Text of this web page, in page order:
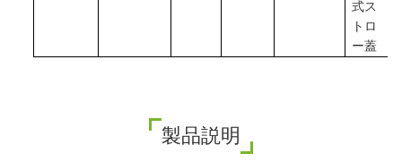
式ス
トロ
ー蓋
製品説明